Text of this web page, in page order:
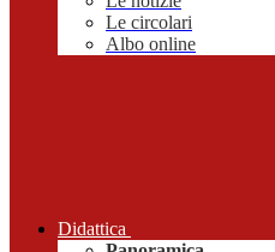
Le circolari
Albo online
Didattica